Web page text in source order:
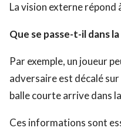
La vision externe répond
Que se passe-t-il dans
Par exemple, un joueur
adversaire est décalé
balle courte arrive dans
Ces informations sont